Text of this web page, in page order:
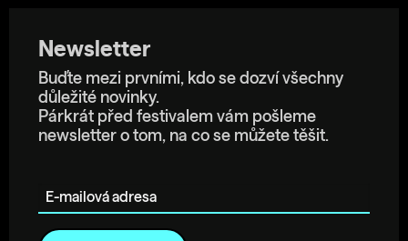
Newsletter
Buďte mezi prvními, kdo se dozví všechny
důležité novinky.
Párkrát před festivalem vám pošleme
newsletter o tom, na co se můžete těšit.